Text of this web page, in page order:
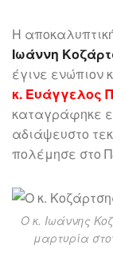
Η
Ιωάννη
έγινε
κ. Ευάγγελος
καταγράφηκε
αδιάψευστο
πολέμησε στο
Ο κ. Ιωάννης
μαρτυρία